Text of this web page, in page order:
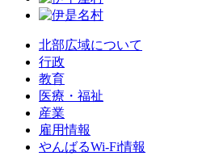
北部広域について
行政
教育
医療・福祉
産業
雇用情報
やんばるWi-Fi情報